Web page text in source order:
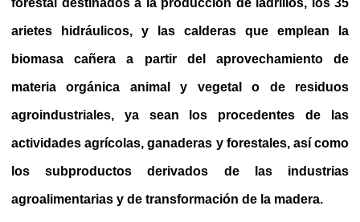
arietes hidráulicos, y las calderas que emplean la
biomasa cañera a partir del aprovechamiento de
materia orgánica animal y vegetal o de residuos
agroindustriales, ya sean los procedentes de las
actividades agrícolas, ganaderas y forestales, así como
los subproductos derivados de las industrias
agroalimentarias y de transformación de la madera.